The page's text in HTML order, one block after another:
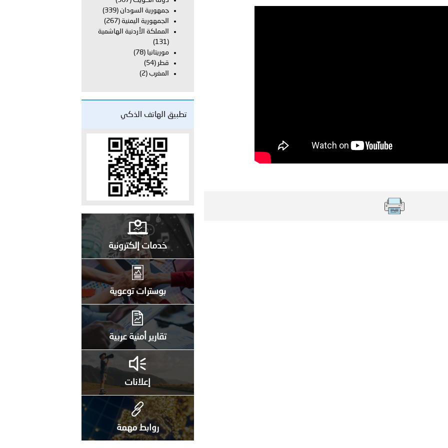
سلطنة عُمان ـ 1448/02/21هـ ــ الموافق 2026/08/04 م - دفعة جديدة من حماة الحق وحراس المبادئ تلتحق بشرطة عُمان
جمهورية السودان (339)
الجمهورية اليمنية (267)
المملكة الأردنية الهاشمية
(131)
موريتانيا (78)
قطر (54)
المغرب (2)
تطبيق الهاتف الذكي
خدمات إلكترونية
بوسترات توعوية
تقارير أمنية عربية
إعلانات
روابط مهمة